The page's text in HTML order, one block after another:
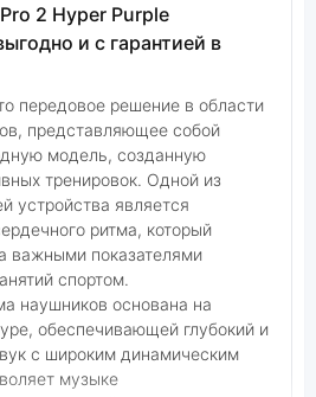
2 Hyper Purple
и с гарантией в
передовое решение в области
представляющее собой
модель, созданную
тренировок. Одной из
устройства является
ритма, который
важными показателями
спортом.
наушников основана на
обеспечивающей глубокий и
с широким динамическим
музыке